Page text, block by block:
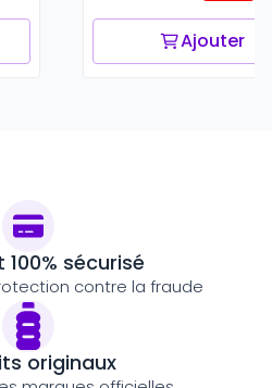
Ajouter
100% sécurisé
contre la fraude
originaux